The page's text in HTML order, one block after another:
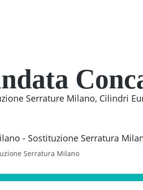
Serrature Milano, Cilindri
Serratura Milano